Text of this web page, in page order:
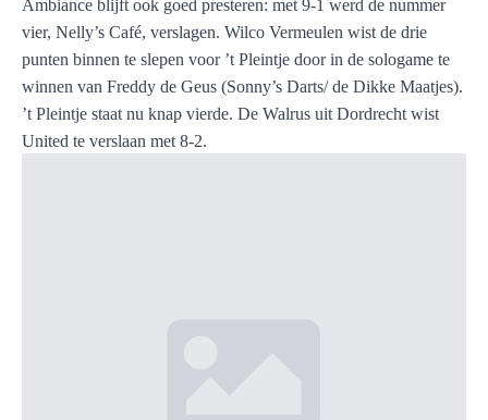
Ambiance blijft ook goed presteren: met 9-1 werd de nummer
vier, Nelly’s Café, verslagen. Wilco Vermeulen wist de drie
punten binnen te slepen voor ’t Pleintje door in de sologame te
winnen van Freddy de Geus (Sonny’s Darts/ de Dikke Maatjes).
’t Pleintje staat nu knap vierde. De Walrus uit Dordrecht wist
United te verslaan met 8-2.